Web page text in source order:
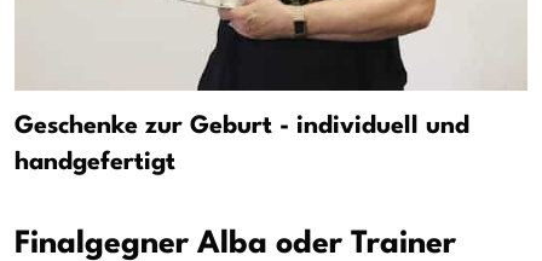
Geschenke zur Geburt - individuell und
handgefertigt
Finalgegner Alba oder Trainer